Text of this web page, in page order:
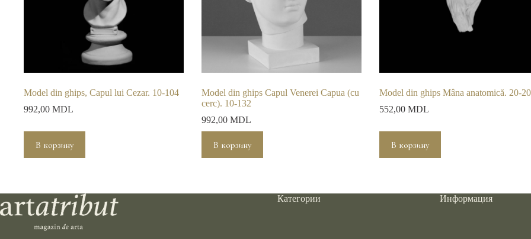
Model din ghips, Capul lui Cezar. 10-104
992,00 MDL
В корзину
Model din ghips Capul Venerei Capua (cu
cerc). 10-132
992,00 MDL
В корзину
Model din ghips Mâna anatomică. 20-
552,00 MDL
В корзину
Категории Информация